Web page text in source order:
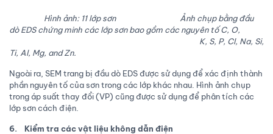
Hình ảnh: 11 lớp sơn Ảnh chụp bằng đầu
dò EDS chứng minh các lớp sơn bao gồm các nguyên tố C, O,
K, S, P, Cl, Na, Si,
Ti, Al, Mg, and Zn.
Ngoài ra, SEM trang bị đầu dò EDS được sử dụng để xác định thành
phần nguyên tố của sơn trong các lớp khác nhau. Hình ảnh chụp
trong áp suất thay đổi (VP) cũng được sử dụng để phân tích các
lớp sơn cách điện.
6. Kiểm tra các vật liệu không dẫn điện